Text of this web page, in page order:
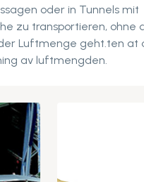
oder in Tunnels mit
zu transportieren, ohne
Luftmenge geht.ten at
av luftmengden.